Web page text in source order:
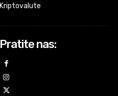
Kriptovalute
Pratite nas: